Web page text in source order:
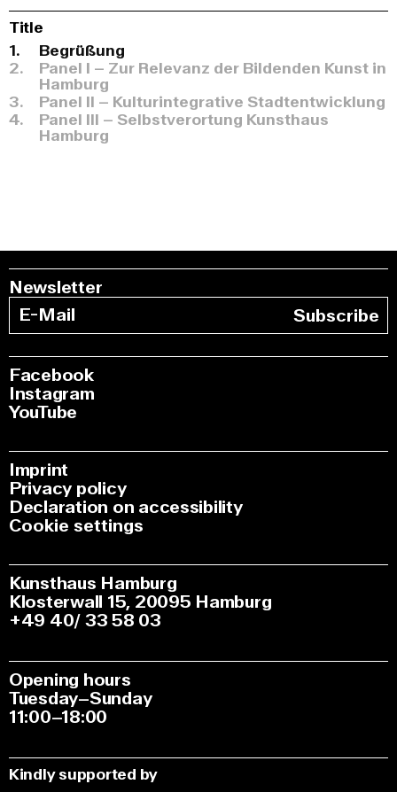
Title
1.
Begrüßung
2.
Panel I – Zur Relevanz der Bildenden Kunst in
Hamburg
3.
Panel II – Kulturintegrative Stadtentwicklung
4.
Panel III – Selbstverortung Kunsthaus
Hamburg
Newsletter
Subscribe
Facebook
Instagram
YouTube
Imprint
Privacy policy
Declaration on accessibility
Cookie settings
Kunsthaus Hamburg
Klosterwall 15, 20095 Hamburg
+49 40/ 33 58 03
Opening hours
Tuesday–Sunday
11:00–18:00
Kindly supported by